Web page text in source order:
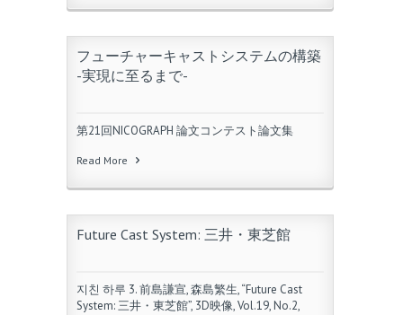
フューチャーキャストシステムの構築
-実現に至るまで-
第21回NICOGRAPH 論文コンテスト論文集
Read More
Future Cast System: 三井・東芝館
지친 하루 3. 前島謙宣, 森島繁生, “Future Cast
System: 三井・東芝館”, 3D映像, Vol.19, No.2,